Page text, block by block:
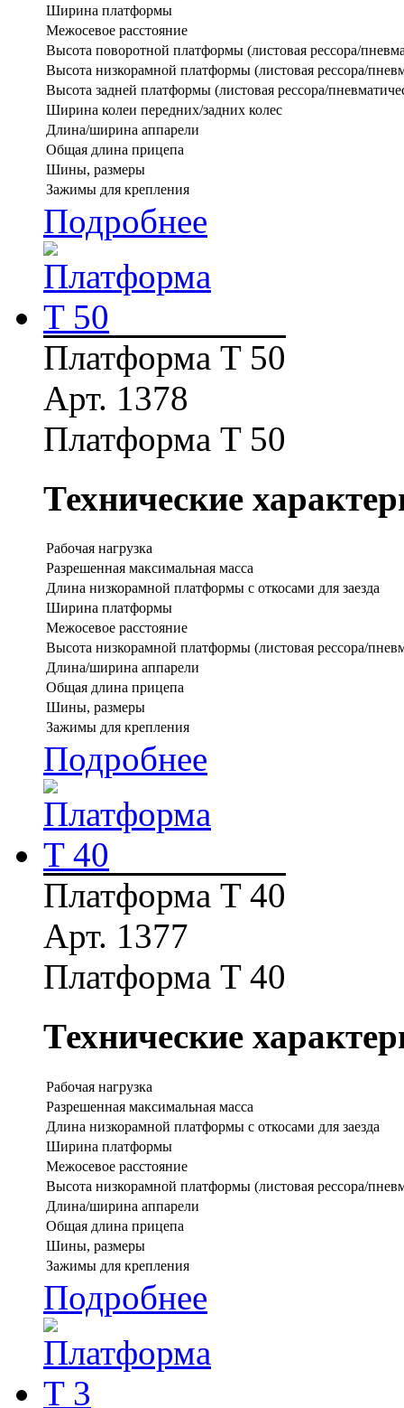
Ширина платформы
Межосевое расстояние
Высота поворотной платформы (листовая рессора/
Высота низкорамной платформы (листовая рессора/
Высота задней платформы (листовая рессора/
Ширина колеи передних/задних колес
Длина/ширина аппарели
Общая длина прицепа
Шины, размеры
Зажимы для крепления
Подробнее
Платформа T 50
Арт. 1378
Платформа T 50
Технические
Рабочая нагрузка
Разрешенная максимальная масса
Длина низкорамной платформы с откосами для заезда
Ширина платформы
Межосевое расстояние
Высота низкорамной платформы (листовая рессора/
Длина/ширина аппарели
Общая длина прицепа
Шины, размеры
Зажимы для крепления
Подробнее
Платформа T 40
Арт. 1377
Платформа T 40
Технические
Рабочая нагрузка
Разрешенная максимальная масса
Длина низкорамной платформы с откосами для заезда
Ширина платформы
Межосевое расстояние
Высота низкорамной платформы (листовая рессора/
Длина/ширина аппарели
Общая длина прицепа
Шины, размеры
Зажимы для крепления
Подробнее